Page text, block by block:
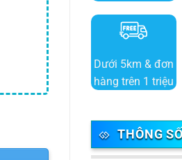
Dưới 5km & đơn
hàng trên 1 triệu
THÔNG